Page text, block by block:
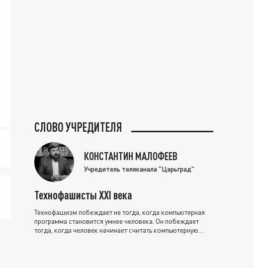
СЛОВО УЧРЕДИТЕЛЯ
КОНСТАНТИН МАЛОФЕЕВ
Учредитель телеканала "Царьград"
Технофашисты XXI века
Технофашизм побеждает не тогда, когда компьютерная
программа становится умнее человека. Он побеждает
тогда, когда человек начинает считать компьютерную